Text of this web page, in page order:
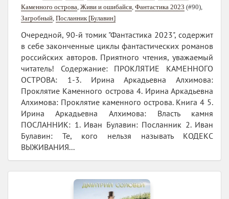
Каменного острова Живи и ошибайся Фантастика 2023 (#90),
Загробный Посланник [Булавин]
Очередной, 90-й томик "Фантастика 2023", содержит
в себе законченные циклы фантастических романов
российских авторов. Приятного чтения, уважаемый
читатель! Содержание: ПРОКЛЯТИЕ КАМЕННОГО
ОСТРОВА: 1-3. Ирина Аркадьевна Алхимова:
Проклятие Каменного острова 4. Ирина Аркадьевна
Алхимова: Проклятие каменного острова. Книга 4 5.
Ирина Аркадьевна Алхимова: Власть камня
ПОСЛАННИК: 1. Иван Булавин: Посланник 2. Иван
Булавин: Те, кого нельзя называть КОДЕКС
ВЫЖИВАНИЯ...